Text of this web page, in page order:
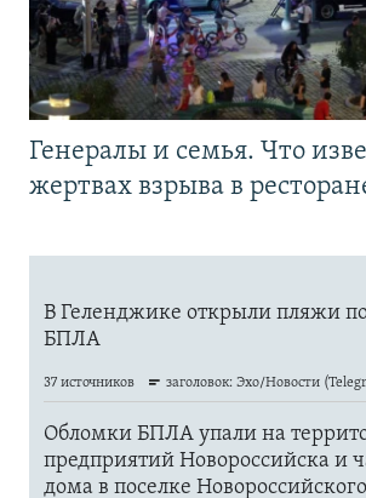
Генералы и семья. Что
жертвах взрыва в